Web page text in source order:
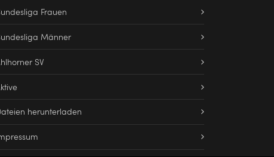
Frauen
Männer
SV
herunterladen